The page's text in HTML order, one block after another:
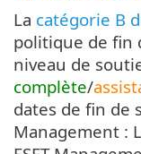
La catégorie B
politique de fin
niveau de
complète/
dates de fin de
Management :